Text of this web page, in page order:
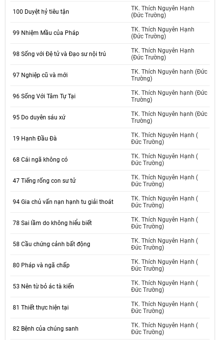
100 Duyệt hỷ tiêu tận
TK. Thích Nguyên Hạnh
(Đức Trường)
99 Nhiệm Mầu của Pháp
TK. Thích Nguyên Hạnh
(Đức Trường)
98 Sống với Đệ tử và Đạo sư nội trú
TK. Thích Nguyên Hạnh
(Đức Trường)
97 Nghiệp cũ và mới
TK. Thích Nguyên hạnh (Đức
Trường)
96 Sống Với Tâm Tự Tại
TK. Thích Nguyên hạnh (Đức
Trường)
95 Do duyên sáu xứ
TK. Thích Nguyên hạnh (Đức
Trường)
19 Hạnh Đầu Đà
TK. Thích Nguyên Hạnh (
Đức Trường)
68 Cái ngã không có
TK. Thích Nguyên Hạnh (
Đức Trường)
47 Tiếng rống con sư tử
TK. Thích Nguyên Hạnh (
Đức Trường)
94 Gia chủ vấn nạn hạnh tu giải thoát
TK. Thích Nguyên Hạnh (
Đức Trường)
78 Sai lầm do không hiểu biết
TK. Thích Nguyên Hạnh (
Đức Trường)
58 Cầu chứng cảnh bất động
TK. Thích Nguyên Hạnh (
Đức Trường)
80 Pháp và ngã chấp
TK. Thích Nguyên Hạnh (
Đức Trường)
53 Nên từ bỏ ác tà kiến
TK. Thích Nguyên Hạnh (
Đức Trường)
81 Thiết thực hiện tại
TK. Thích Nguyên Hạnh (
Đức Trường)
82 Bệnh của chúng sanh
TK. Thích Nguyên Hạnh (
Đức Trường)